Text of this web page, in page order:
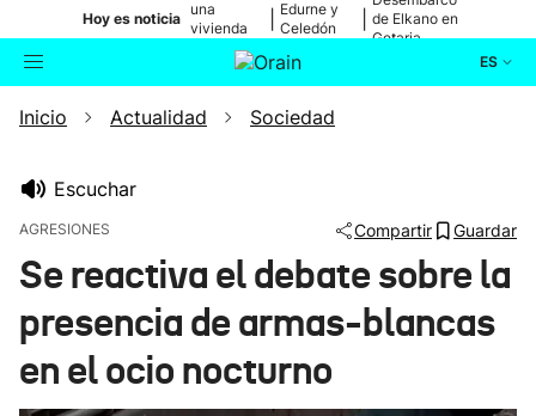
Hoy es noticia
una
vivienda
de Bilbao
Edurne y
Celedón
de Elkano en
Getaria
ES
Buscador Actualidad
Ikusmiran
Eguraldia
Inicio Actualidad Sociedad
Escuchar
AGRESIONES Compartir Guardar
Se reactiva el debate sobre la
presencia de armas-blancas
en el ocio nocturno